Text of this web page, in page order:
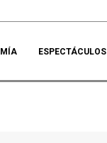
ESPECTÁCULOS